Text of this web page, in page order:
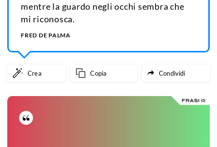
mentre la guardo negli occhi sembra che
mi riconosca.
FRED DE PALMA
Crea Copia Condividi